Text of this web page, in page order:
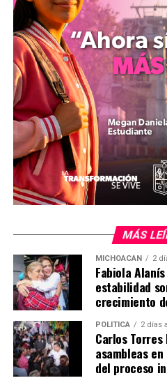
superaron la pobreza y
Sin embargo, subrayó la
estrategias para reducir las
urbanas, rurales y
Las recomendaciones del
una mejor coordinación
prioritarias como educación,
comunitario, garantizando el
fundamentales.
La reforma busca consolidar
efectiva y transparente,
Cuarta Transformación.
Comparte con:
MÁS
MICHOACÁN 2
Fabiola
estabilidad
crecimiento
POLÍTICA 2 días
Carlos
asambleas
del proceso